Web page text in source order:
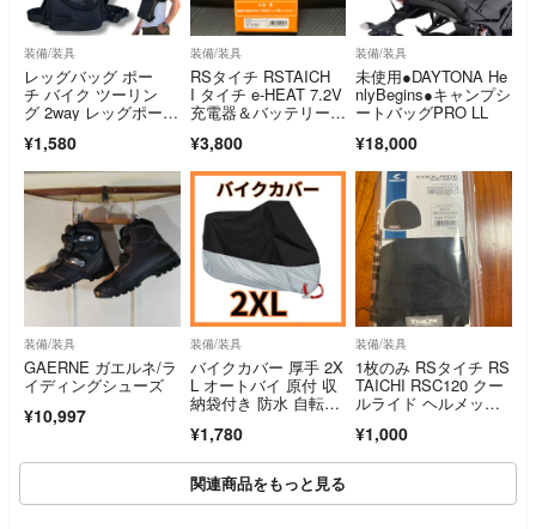
装備/装具
レッグバッグ ポー
チ バイク ツーリン
グ 2way レッグポー
¥1,580
装備/装具
RSタイチ RSTAICH
I タイチ e-HEAT 7.2V
充電器＆バッテリーセ
¥3,800
装備/装具
未使用●DAYTONA He
nlyBegins●キャンプシ
ートバッグPRO LL
¥18,000
装備/装具
GAERNE ガエルネ/ラ
イディングシューズ
¥10,997
装備/装具
バイクカバー 厚手 2X
L オートバイ 原付 収
納袋付き 防水 自転車
¥1,780
装備/装具
1枚のみ RSタイチ RS
TAICHI RSC120 クー
ルライド ヘルメッ
プ BLACK ONE SIZE
¥1,000
関連商品をもっと見る